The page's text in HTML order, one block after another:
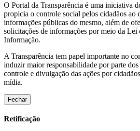
O Portal da Transparência é uma iniciativa
propicia o controle social pelos cidadãos ao
informações públicas do mesmo, além de
solicitações de informações por meio da Lei
Informação.
A Transparência tem papel importante no
induzir maior responsabilidade por parte
controle e divulgação das ações por
mídia.
Fechar
Retificação